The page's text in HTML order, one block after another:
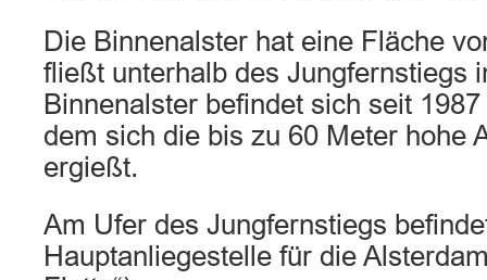
Die Binnenalster hat eine Fläche
fließt unterhalb des Jungfernstiegs
Binnenalster befindet sich seit
dem sich die bis zu 60 Meter hohe
ergießt.
Am Ufer des Jungfernstiegs
Hauptanliegestelle für die